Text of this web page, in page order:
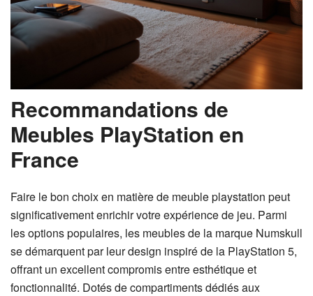
Recommandations de
Meubles PlayStation en
France
Faire le bon choix en matière de meuble playstation peut
significativement enrichir votre expérience de jeu. Parmi
les options populaires, les meubles de la marque Numskull
se démarquent par leur design inspiré de la PlayStation 5,
offrant un excellent compromis entre esthétique et
fonctionnalité. Dotés de compartiments dédiés aux